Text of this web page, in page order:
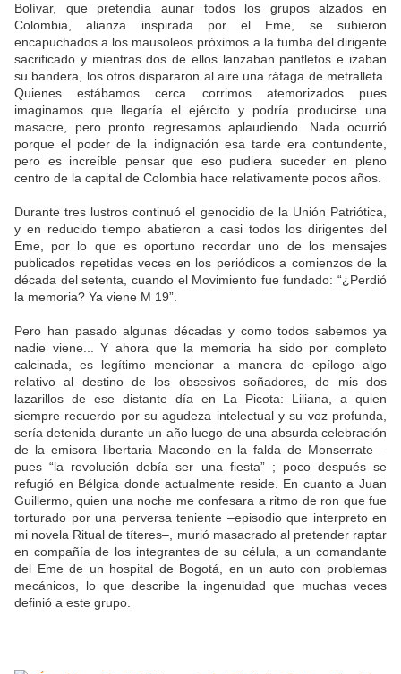
Bolívar, que pretendía aunar todos los grupos alzados en
Colombia, alianza inspirada por el Eme, se subieron
encapuchados a los mausoleos próximos a la tumba del dirigente
sacrificado y mientras dos de ellos lanzaban panfletos e izaban
su bandera, los otros dispararon al aire una ráfaga de metralleta.
Quienes estábamos cerca corrimos atemorizados pues
imaginamos que llegaría el ejército y podría producirse una
masacre, pero pronto regresamos aplaudiendo. Nada ocurrió
porque el poder de la indignación esa tarde era contundente,
pero es increíble pensar que eso pudiera suceder en pleno
centro de la capital de Colombia hace relativamente pocos años.
Durante tres lustros continuó el genocidio de la Unión Patriótica,
y en reducido tiempo abatieron a casi todos los dirigentes del
Eme, por lo que es oportuno recordar uno de los mensajes
publicados repetidas veces en los periódicos a comienzos de la
década del setenta, cuando el Movimiento fue fundado: “¿Perdió
la memoria? Ya viene M 19”.
Pero han pasado algunas décadas y como todos sabemos ya
nadie viene... Y ahora que la memoria ha sido por completo
calcinada, es legítimo mencionar a manera de epílogo algo
relativo al destino de los obsesivos soñadores, de mis dos
lazarillos de ese distante día en La Picota: Liliana, a quien
siempre recuerdo por su agudeza intelectual y su voz profunda,
sería detenida durante un año luego de una absurda celebración
de la emisora libertaria Macondo en la falda de Monserrate –
pues “la revolución debía ser una fiesta”–; poco después se
refugió en Bélgica donde actualmente reside. En cuanto a Juan
Guillermo, quien una noche me confesara a ritmo de ron que fue
torturado por una perversa teniente –episodio que interpreto en
mi novela Ritual de títeres–, murió masacrado al pretender raptar
en compañía de los integrantes de su célula, a un comandante
del Eme de un hospital de Bogotá, en un auto con problemas
mecánicos, lo que describe la ingenuidad que muchas veces
definió a este grupo.